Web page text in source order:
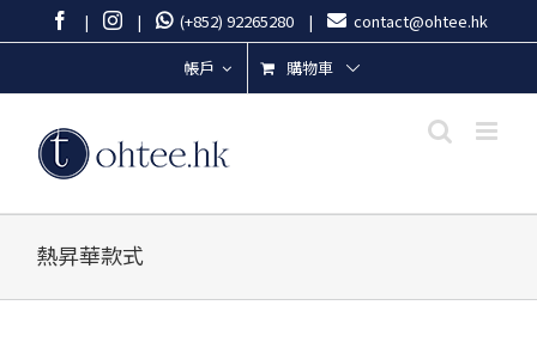
to
Facebook
| Instagram
| (+852) 92265280 | contact@ohtee.hk
帳戶 購物車
熱昇華款式